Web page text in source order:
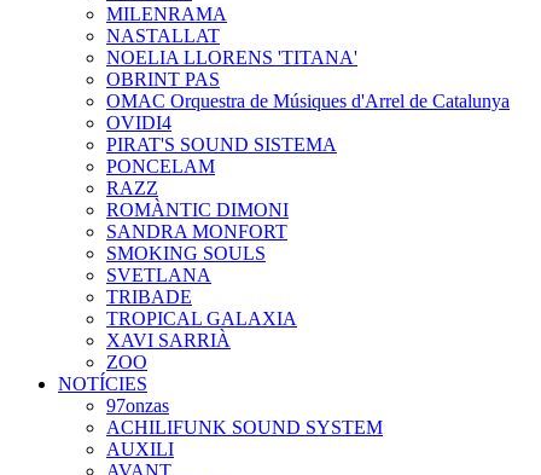
MILENRAMA
NASTALLAT
NOELIA LLORENS 'TITANA'
OBRINT PAS
OMAC Orquestra de Músiques d'Arrel de Catalunya
OVIDI4
PIRAT'S SOUND SISTEMA
PONCELAM
RAZZ
ROMÀNTIC DIMONI
SANDRA MONFORT
SMOKING SOULS
SVETLANA
TRIBADE
TROPICAL GALAXIA
XAVI SARRIÀ
ZOO
NOTÍCIES
97onzas
ACHILIFUNK SOUND SYSTEM
AUXILI
AVANT